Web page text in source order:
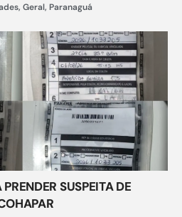
, Geral, Paranaguá
SUSPEITA DE